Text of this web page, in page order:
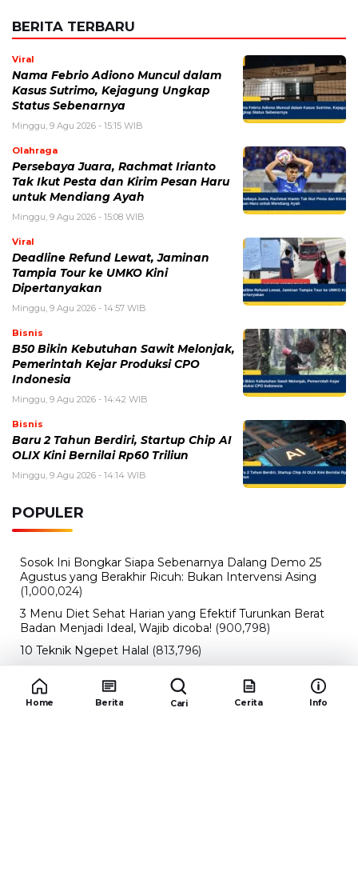
BERITA TERBARU
Viral
Nama Febrio Adiono Muncul dalam
Kasus Sutrimo, Kejagung Ungkap
Status Sebenarnya
Minggu, 9 Agu 2026 - 15:15 WIB
Olahraga
Persebaya Juara, Rachmat Irianto
Tak Ikut Pesta dan Kirim Pesan Haru
untuk Mendiang Ayah
Minggu, 9 Agu 2026 - 15:08 WIB
Viral
Deadline Refund Lewat, Jaminan
Tampia Tour ke UMKO Kini
Dipertanyakan
Minggu, 9 Agu 2026 - 14:57 WIB
Bisnis
B50 Bikin Kebutuhan Sawit Melonjak,
Pemerintah Kejar Produksi CPO
Indonesia
Minggu, 9 Agu 2026 - 14:42 WIB
Bisnis
Baru 2 Tahun Berdiri, Startup Chip AI
OLIX Kini Bernilai Rp60 Triliun
Minggu, 9 Agu 2026 - 14:14 WIB
POPULER
Sosok Ini Bongkar Siapa Sebenarnya Dalang Demo 25
Agustus yang Berakhir Ricuh: Bukan Intervensi Asing
(1,000,024)
3 Menu Diet Sehat Harian yang Efektif Turunkan Berat
Badan Menjadi Ideal, Wajib dicoba! (900,798)
10 Teknik Ngepet Halal (813,796)
5 Resep Cumi yang Mantul dan Mudah Dimasak
(602,436)
Home Berita Cari Cerita Info